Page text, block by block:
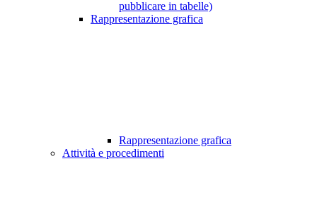
pubblicare in tabelle)
Rappresentazione grafica
Rappresentazione grafica
Attività e procedimenti